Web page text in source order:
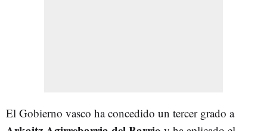
El Gobierno vasco ha concedido un tercer grado a